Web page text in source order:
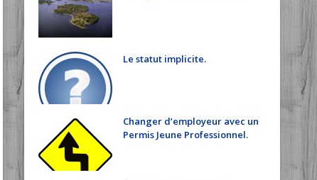
Le statut implicite.
Changer d’employeur avec un
Permis Jeune Professionnel.